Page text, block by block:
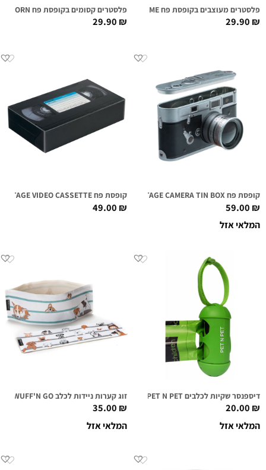
פלסטרים מעוצבים בקופסת פח BITE ME
29.90₪
פלסטרים קסומים בקופסת פח UNICORN
29.90₪
קופסת פח VINTAGE CAMERA TIN BOX
59.00₪
המלאי אזל
קופסת פח VINTAGE VIDEO CASSETTE
49.00₪
דיספנסר שקיות לכלבים PET N PET
20.00₪
המלאי אזל
זוג קערות ניידות לכלב WUFF'N GO
35.00₪
המלאי אזל